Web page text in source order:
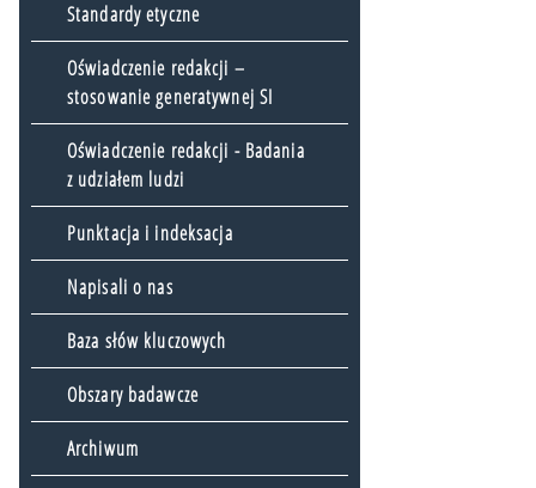
Standardy etyczne
Oświadczenie redakcji –
stosowanie generatywnej SI
Oświadczenie redakcji - Badania
z udziałem ludzi
Punktacja i indeksacja
Napisali o nas
Baza słów kluczowych
Obszary badawcze
Archiwum